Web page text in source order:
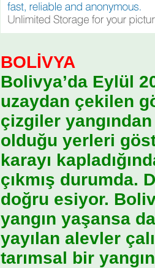
BOLİVYA
Bolivya’da Eylül
uzaydan çekilen
çizgiler
olduğu yerleri
karayı
çıkmış durumda.
doğru esiyor.
yangın yaşansa
yayılan alevler
tarımsal bir